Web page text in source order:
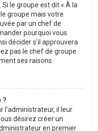
le groupe est dit « À la
groupe mais votre
par un chef de
pourquoi vous
décider s’il approuvera
pas le chef de groupe
ses raisons.
?
l’administrateur, il leur
désirez créer un
en premier